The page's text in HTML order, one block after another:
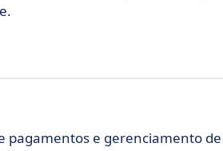
pagamentos e gerenciamento